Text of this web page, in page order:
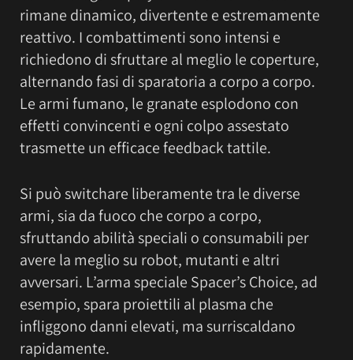
rimane dinamico, divertente e estremamente
reattivo. I combattimenti sono intensi e
richiedono di sfruttare al meglio le coperture,
alternando fasi di sparatoria a corpo a corpo.
Le armi fumano, le granate esplodono con
effetti convincenti e ogni colpo assestato
trasmette un efficace feedback tattile.
Si può switchare liberamente tra le diverse
armi, sia da fuoco che corpo a corpo,
sfruttando abilità speciali o consumabili per
avere la meglio su robot, mutanti e altri
avversari. L’arma speciale Spacer’s Choice, ad
esempio, spara proiettili al plasma che
infliggono danni elevati, ma surriscaldano
rapidamente.